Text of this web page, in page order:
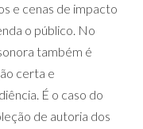
e cenas de impacto
o público. No
também é
certa e
É o caso do
de autoria dos